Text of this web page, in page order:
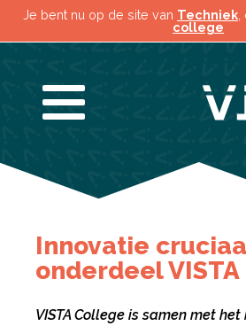
Je bent nu op de site van Techniek
college
Innovatie
onderdeel VISTA
VISTA College is samen met